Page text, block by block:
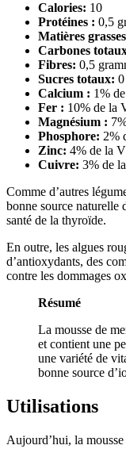
Calories: 10
Protéines : 0,5
Matières
Carbones
Fibres: 0,5
Sucres totaux:
Calcium : 1%
Fer : 10% de la
Magnésium :
Phosphore: 2%
Zinc: 4% de la
Cuivre: 3% de
Comme d’autres
bonne source naturelle
santé de la thyroïde.
En outre, les algues
d’antioxydants, des
contre les dommages
Résumé
La mousse de
et contient une
une variété de
bonne source
Utilisations
Aujourd’hui, la